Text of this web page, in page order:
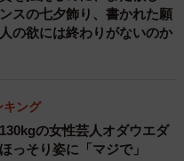
（ぬこー様ちゃんさん提供）
んさんは、怒られてるの
スの七夕飾り、書かれた願
の欲には終わりがないのか
キング
の女性芸人オダウエダ
そり姿に「マジで」